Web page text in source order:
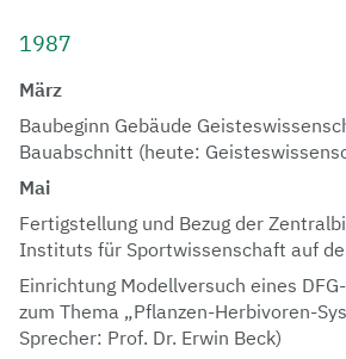
1987
März
Baubeginn Gebäude
Bauabschnitt (heute:
Mai
Fertigstellung und Bezug der
Instituts für Sportwissenschaft auf
Einrichtung Modellversuch eines
zum Thema „Pflanzen-Herbivoren-
Sprecher: Prof. Dr. Erwin Beck)